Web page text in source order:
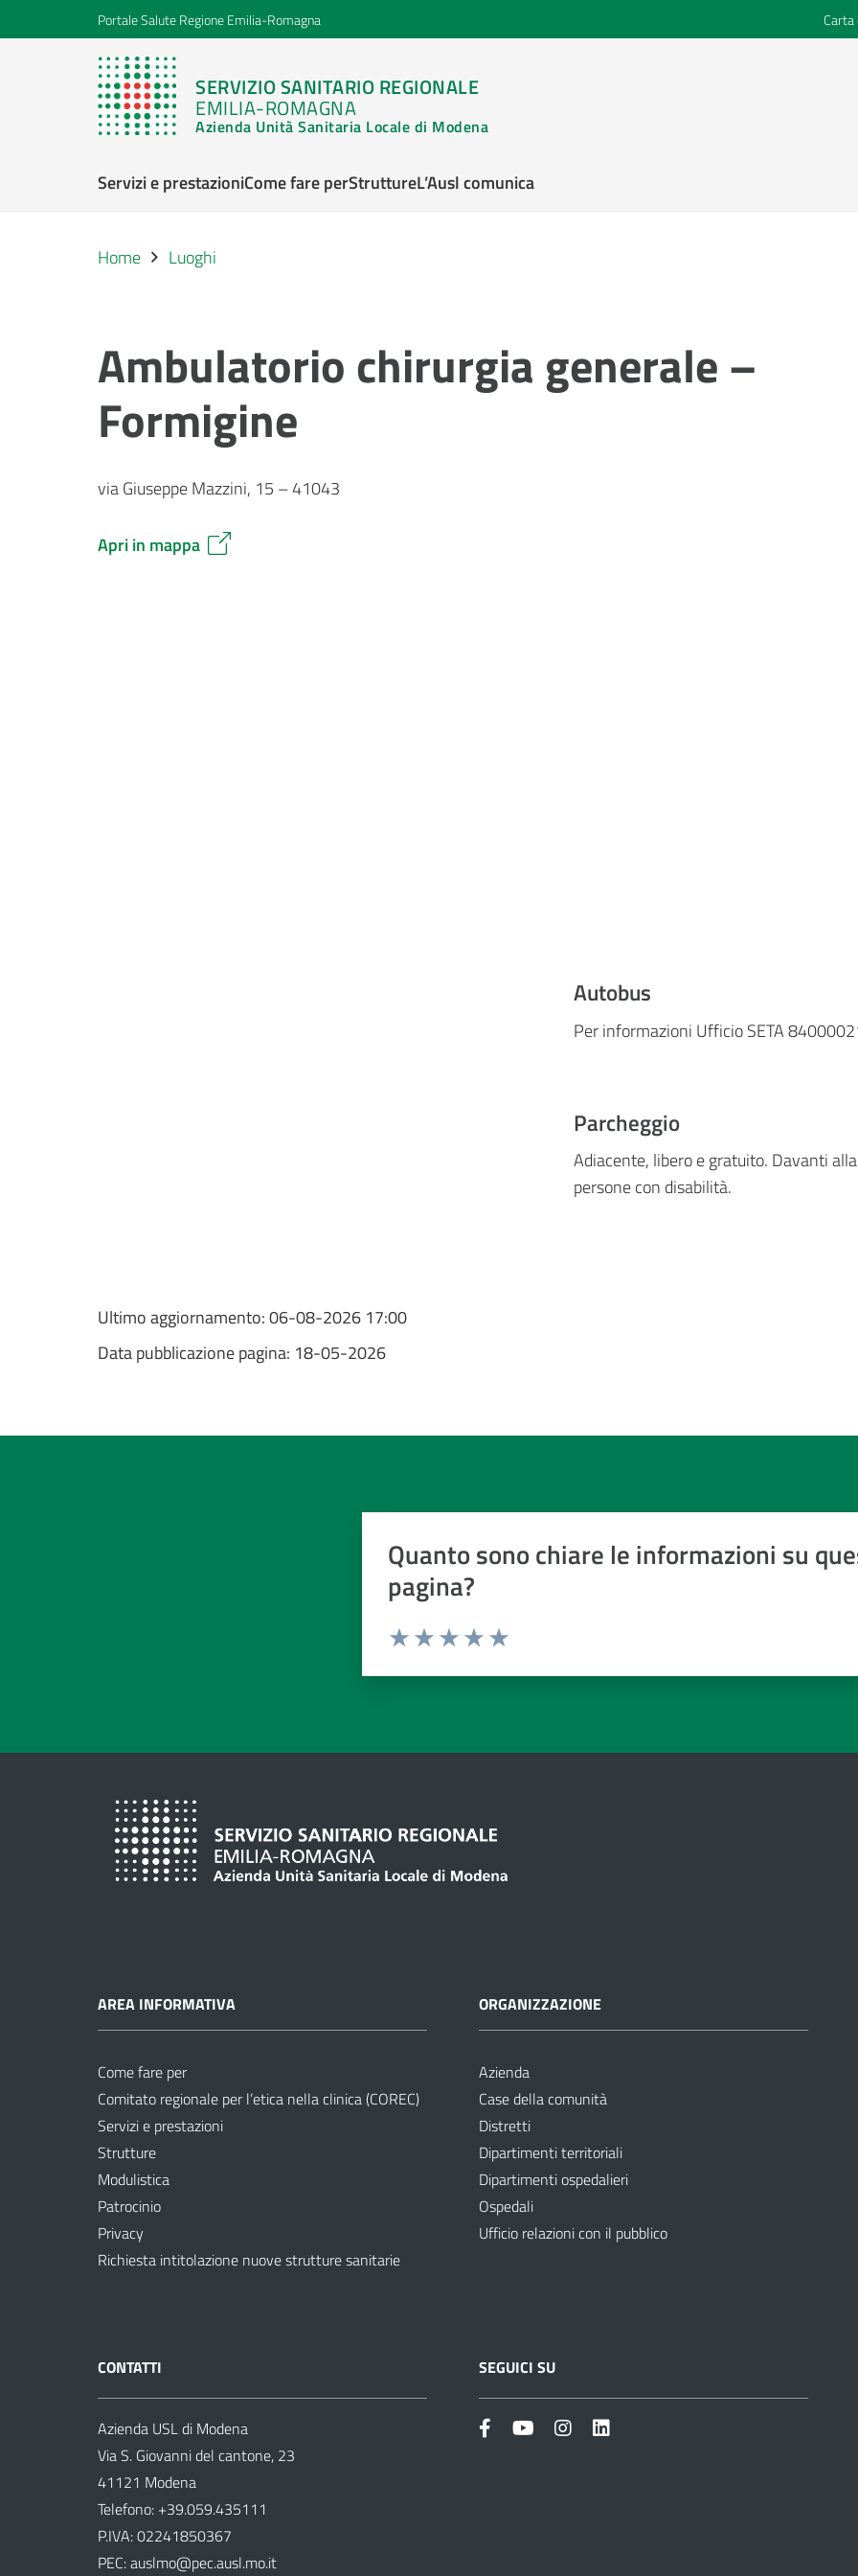
Portale Salute Regione Emilia-Romagna Carta
SERVIZIO SANITARIO REGIONALE
EMILIA-ROMAGNA
Azienda Unità Sanitaria Locale di Modena
Servizi e prestazioniCome fare perStruttureL’Ausl comunica
Home Luoghi
Ambulatorio chirurgia generale –
Formigine
via Giuseppe Mazzini, 15 – 41043
Apri in mappa
Autobus
Per informazioni Ufficio SETA
Parcheggio
Adiacente, libero e gratuito. Davanti
persone con disabilità.
Ultimo aggiornamento:06-08-2026 17:00
Data pubblicazione pagina: 18-05-2026
Quanto sono chiare le informazioni su
pagina?
Valuta da 1 a 5 stelle
AREA INFORMATIVA
Come fare per
Comitato regionale per l’etica nella clinica (COREC)
Servizi e prestazioni
Strutture
Modulistica
Patrocinio
Privacy
Richiesta intitolazione nuove strutture sanitarie
ORGANIZZAZIONE
Azienda
Case della comunità
Distretti
Dipartimenti territoriali
Dipartimenti ospedalieri
Ospedali
Ufficio relazioni con il pubblico
CONTATTI
Azienda USL di Modena
Via S. Giovanni del cantone, 23
41121 Modena
Telefono: +39.059.435111
P.IVA: 02241850367
PEC:auslmo@pec.ausl.mo.it
SEGUICI SU